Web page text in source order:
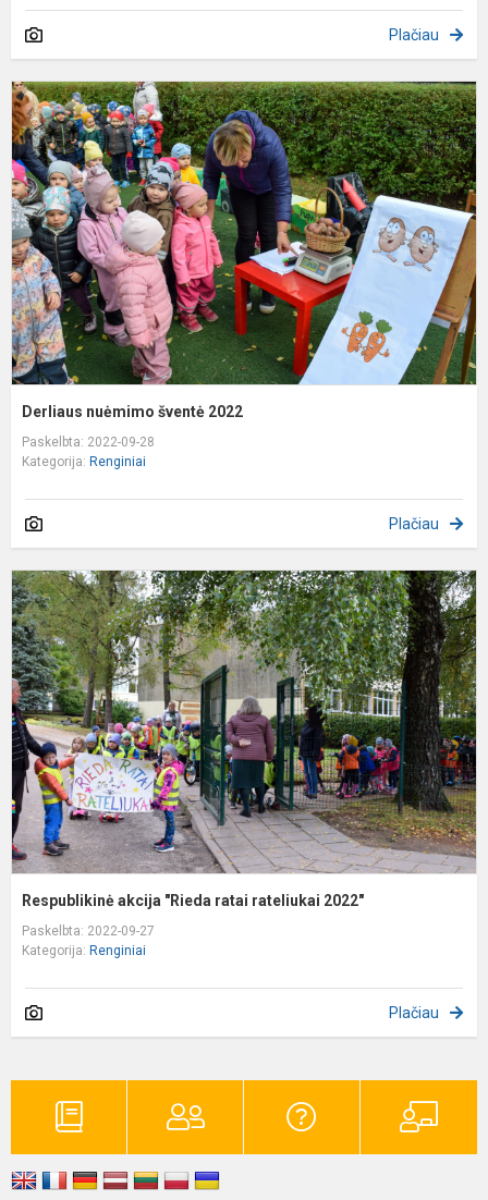
Plačiau
Derliaus nuėmimo šventė 2022
Paskelbta: 2022-09-28
Kategorija: Renginiai
Plačiau
Respublikinė akcija "Rieda ratai rateliukai 2022"
Paskelbta: 2022-09-27
Kategorija: Renginiai
Plačiau